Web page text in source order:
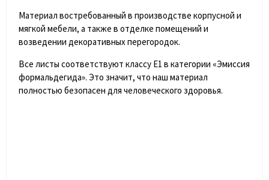
Материал востребованный в производстве корпусной и
мягкой мебели, а также в отделке помещений и
возведении декоративных перегородок.
Все листы соответствуют классу Е1 в категории «Эмиссия
формальдегида». Это значит, что наш материал
полностью безопасен для человеческого здоровья.